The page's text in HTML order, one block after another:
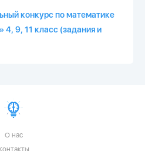
конкурс по математике
9, 11 класс (задания и
О нас